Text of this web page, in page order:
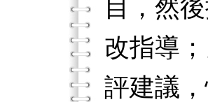
目，然
改指導
評建議